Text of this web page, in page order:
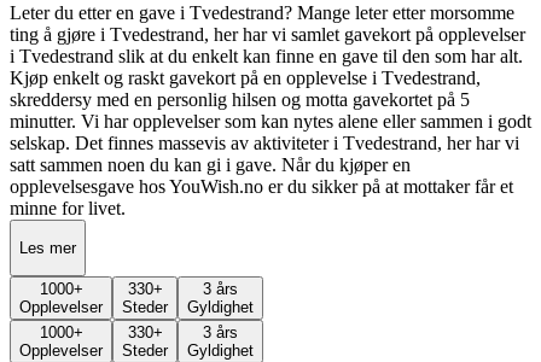
Leter du etter en gave i Tvedestrand? Mange leter etter morsomme
ting å gjøre i Tvedestrand, her har vi samlet gavekort på opplevelser
i Tvedestrand slik at du enkelt kan finne en gave til den som har alt.
Kjøp enkelt og raskt gavekort på en opplevelse i Tvedestrand,
skreddersy med en personlig hilsen og motta gavekortet på 5
minutter. Vi har opplevelser som kan nytes alene eller sammen i godt
selskap. Det finnes massevis av aktiviteter i Tvedestrand, her har vi
satt sammen noen du kan gi i gave. Når du kjøper en
opplevelsesgave hos YouWish.no er du sikker på at mottaker får et
minne for livet.
Les mer
1000+
Opplevelser
330+
Steder
3 års
Gyldighet
1000+
Opplevelser
330+
Steder
3 års
Gyldighet